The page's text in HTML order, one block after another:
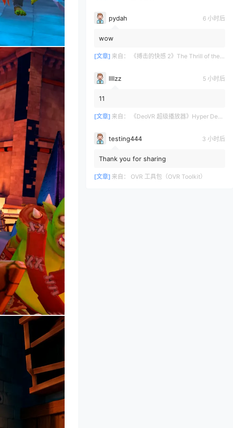
pydah 6 小时后
wow
[文章] 来自： 《搏击的快感 2》The Thrill of the Fight 2
llllzz 5 小时后
11
[文章] 来自： 《DeoVR 超级播放器》Hyper DeoVR – VR Video Streaming
testing444 3 小时后
Thank you for sharing
[文章] 来自： OVR 工具包（OVR Toolkit）